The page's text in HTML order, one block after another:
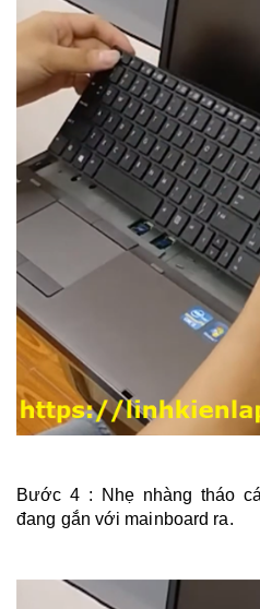
​Bước 4 : Nhẹ nhàng tháo
đang gắn với mainboard ra.